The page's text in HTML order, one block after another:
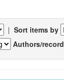
| Sort items by
Authors/record